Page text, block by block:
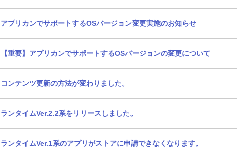
アプリカンでサポートするOSバージョン変更実施のお知らせ
【重要】アプリカンでサポートするOSバージョンの変更について
コンテンツ更新の方法が変わりました。
ランタイムVer.2.2系をリリースしました。
ランタイムVer.1系のアプリがストアに申請できなくなります。